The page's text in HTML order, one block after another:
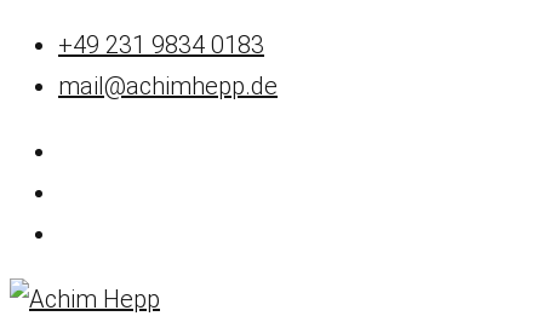
+49 231 9834 0183
mail@achimhepp.de